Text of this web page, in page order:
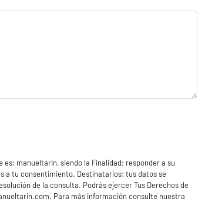
manueltarin, siendo la Finalidad; responder a su
a tu consentimiento. Destinatarios: tus datos se
de la consulta. Podrás ejercer Tus Derechos de
. Para más información consulte nuestra